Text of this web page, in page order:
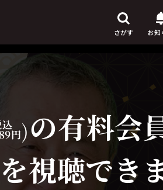
さがす
す
お知
円)の有料会
視聴でき